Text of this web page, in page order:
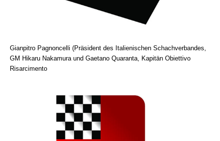
Gianpitro Pagnoncelli (Präsident des Italienischen Schachverbandes,
GM Hikaru Nakamura und Gaetano Quaranta, Kapitän Obiettivo
Risarcimento